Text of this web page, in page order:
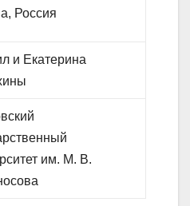
Россия
и Екатерина
им. М. В.